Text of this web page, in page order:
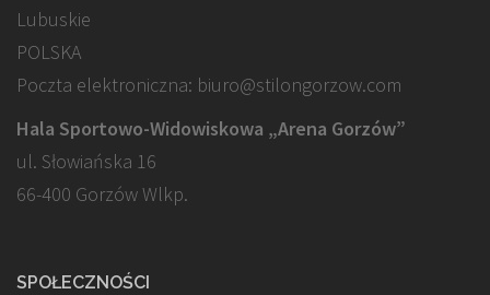
Lubuskie
POLSKA
Poczta elektroniczna: biuro@stilongorzow.com
Hala Sportowo-Widowiskowa „Arena Gorzów”
ul. Słowiańska 16
66-400 Gorzów Wlkp.
SPOŁECZNOŚCI